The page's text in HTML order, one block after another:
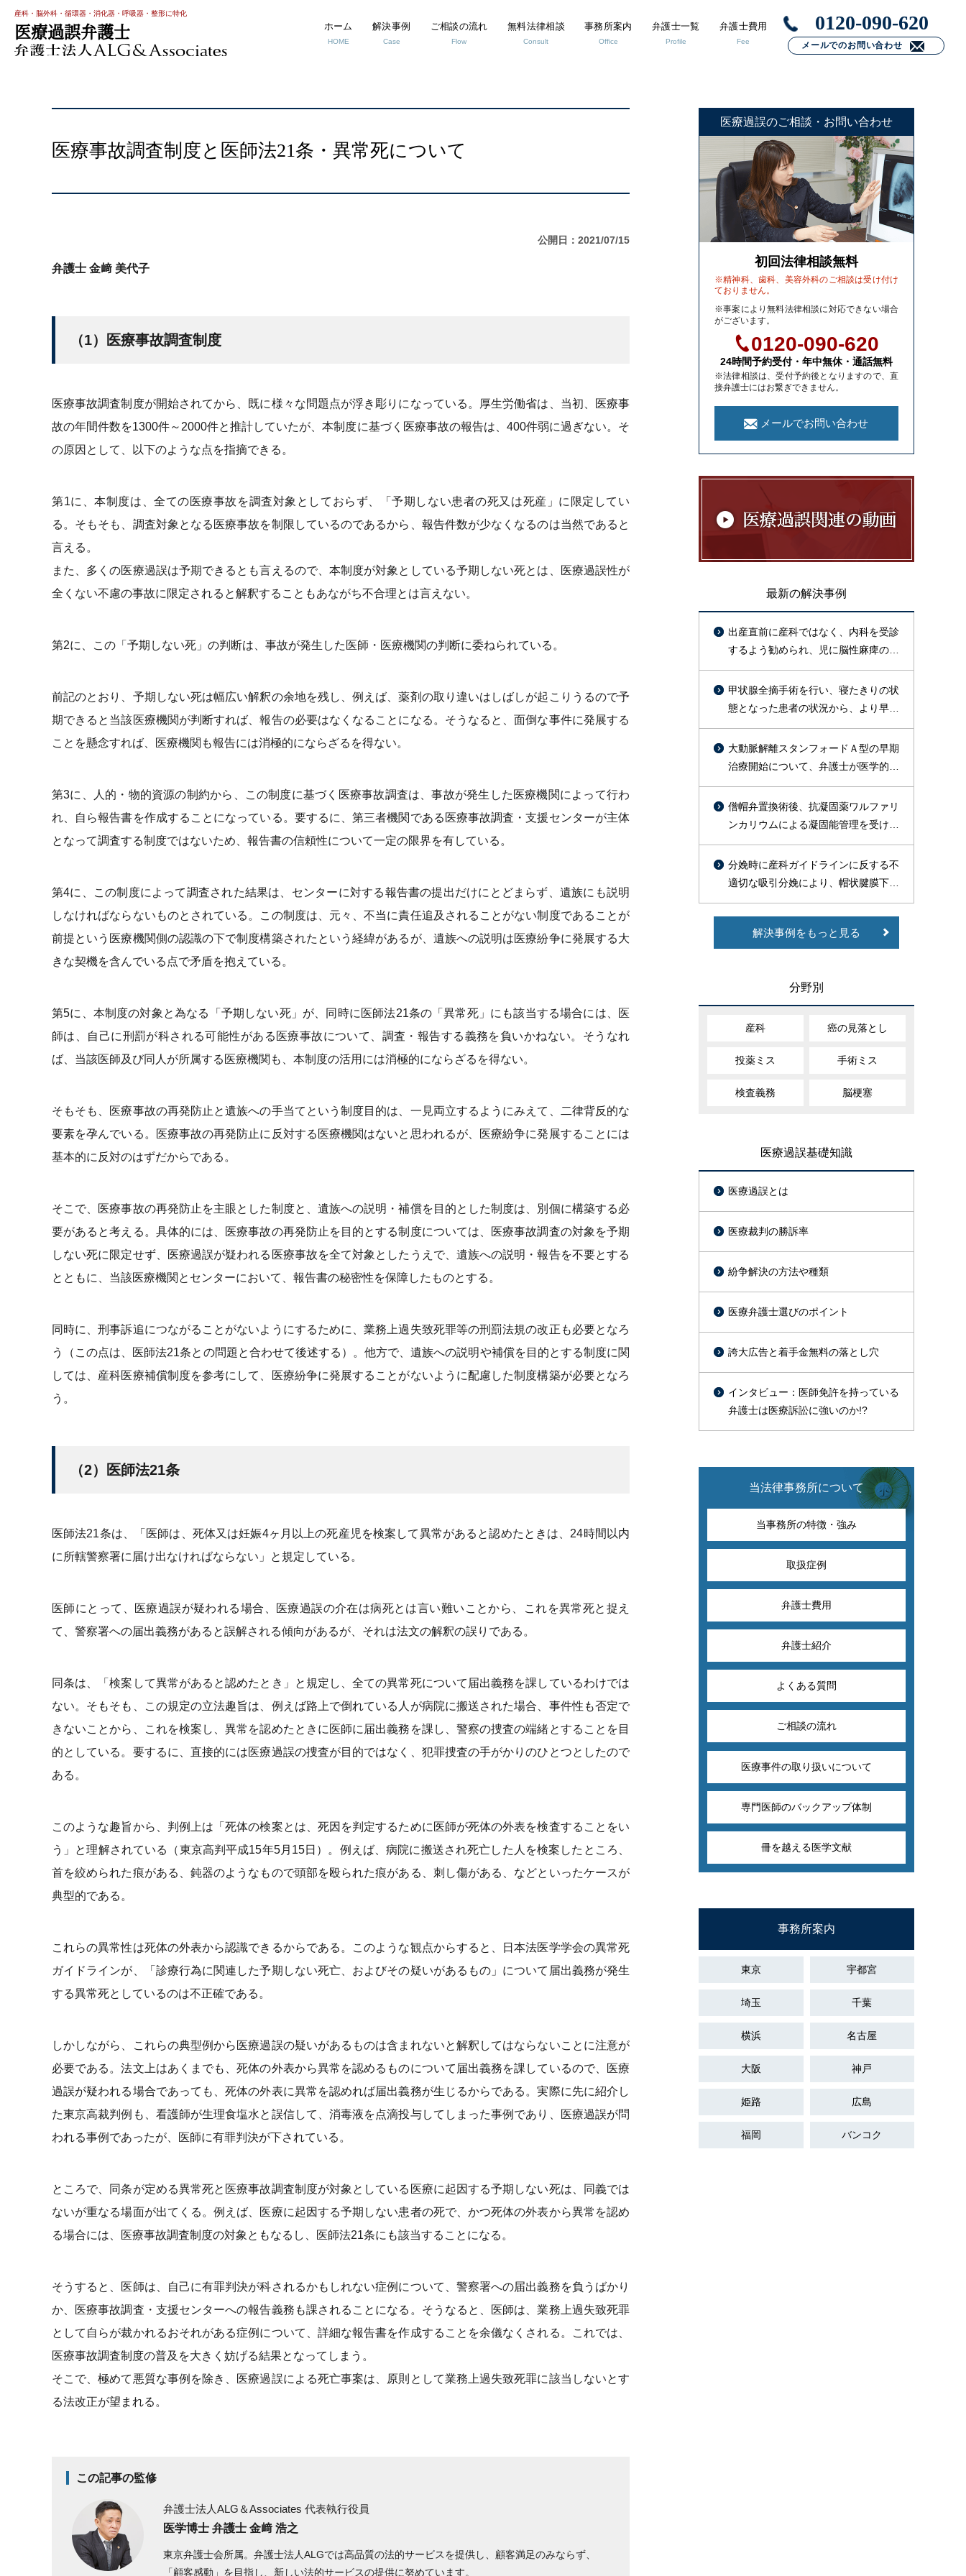
産科・脳外科・循環器・消化器・呼吸器・整形に特化
医療過誤弁護士 ホーム
HOME
解決事例
Case
ご相談の流れ
Flow
無料法律相談
Consult
事務所案内
Office
弁護士一覧
Profile
弁護士費用
Fee
0120-090-620
メールでのお問い合わせ
医療事故調査制度と医師法21条・異常死について
公開日：2021/07/15
弁護士 金﨑 美代子
（1）医療事故調査制度
医療事故調査制度が開始されてから、既に様々な問題点が浮き彫りになっている。厚生労働省は、当初、医療事
故の年間件数を1300件～2000件と推計していたが、本制度に基づく医療事故の報告は、400件弱に過ぎない。そ
の原因として、以下のような点を指摘できる。
第1に、本制度は、全ての医療事故を調査対象としておらず、「予期しない患者の死又は死産」に限定してい
る。そもそも、調査対象となる医療事故を制限しているのであるから、報告件数が少なくなるのは当然であると
言える。
また、多くの医療過誤は予期できるとも言えるので、本制度が対象としている予期しない死とは、医療過誤性が
全くない不慮の事故に限定されると解釈することもあながち不合理とは言えない。
第2に、この「予期しない死」の判断は、事故が発生した医師・医療機関の判断に委ねられている。
前記のとおり、予期しない死は幅広い解釈の余地を残し、例えば、薬剤の取り違いはしばしが起こりうるので予
期できると当該医療機関が判断すれば、報告の必要はなくなることになる。そうなると、面倒な事件に発展する
ことを懸念すれば、医療機関も報告には消極的にならざるを得ない。
第3に、人的・物的資源の制約から、この制度に基づく医療事故調査は、事故が発生した医療機関によって行わ
れ、自ら報告書を作成することになっている。要するに、第三者機関である医療事故調査・支援センターが主体
となって調査する制度ではないため、報告書の信頼性について一定の限界を有している。
第4に、この制度によって調査された結果は、センターに対する報告書の提出だけにとどまらず、遺族にも説明
しなければならないものとされている。この制度は、元々、不当に責任追及されることがない制度であることが
前提という医療機関側の認識の下で制度構築されたという経緯があるが、遺族への説明は医療紛争に発展する大
きな契機を含んでいる点で矛盾を抱えている。
第5に、本制度の対象と為なる「予期しない死」が、同時に医師法21条の「異常死」にも該当する場合には、医
師は、自己に刑罰が科される可能性がある医療事故について、調査・報告する義務を負いかねない。そうなれ
ば、当該医師及び同人が所属する医療機関も、本制度の活用には消極的にならざるを得ない。
そもそも、医療事故の再発防止と遺族への手当てという制度目的は、一見両立するようにみえて、二律背反的な
要素を孕んでいる。医療事故の再発防止に反対する医療機関はないと思われるが、医療紛争に発展することには
基本的に反対のはずだからである。
そこで、医療事故の再発防止を主眼とした制度と、遺族への説明・補償を目的とした制度は、別個に構築する必
要があると考える。具体的には、医療事故の再発防止を目的とする制度については、医療事故調査の対象を予期
しない死に限定せず、医療過誤が疑われる医療事故を全て対象としたうえで、遺族への説明・報告を不要とする
とともに、当該医療機関とセンターにおいて、報告書の秘密性を保障したものとする。
同時に、刑事訴追につながることがないようにするために、業務上過失致死罪等の刑罰法規の改正も必要となろ
う（この点は、医師法21条との問題と合わせて後述する）。他方で、遺族への説明や補償を目的とする制度に関
しては、産科医療補償制度を参考にして、医療紛争に発展することがないように配慮した制度構築が必要となろ
う。
（2）医師法21条
医師法21条は、「医師は、死体又は妊娠4ヶ月以上の死産児を検案して異常があると認めたときは、24時間以内
に所轄警察署に届け出なければならない」と規定している。
医師にとって、医療過誤が疑われる場合、医療過誤の介在は病死とは言い難いことから、これを異常死と捉え
て、警察署への届出義務があると誤解される傾向があるが、それは法文の解釈の誤りである。
同条は、「検案して異常があると認めたとき」と規定し、全ての異常死について届出義務を課しているわけでは
ない。そもそも、この規定の立法趣旨は、例えば路上で倒れている人が病院に搬送された場合、事件性も否定で
きないことから、これを検案し、異常を認めたときに医師に届出義務を課し、警察の捜査の端緒とすることを目
的としている。要するに、直接的には医療過誤の捜査が目的ではなく、犯罪捜査の手がかりのひとつとしたので
ある。
このような趣旨から、判例上は「死体の検案とは、死因を判定するために医師が死体の外表を検査することをい
う」と理解されている（東京高判平成15年5月15日）。例えば、病院に搬送され死亡した人を検案したところ、
首を絞められた痕がある、鈍器のようなもので頭部を殴られた痕がある、刺し傷がある、などといったケースが
典型的である。
これらの異常性は死体の外表から認識できるからである。このような観点からすると、日本法医学学会の異常死
ガイドラインが、「診療行為に関連した予期しない死亡、およびその疑いがあるもの」について届出義務が発生
する異常死としているのは不正確である。
しかしながら、これらの典型例から医療過誤の疑いがあるものは含まれないと解釈してはならないことに注意が
必要である。法文上はあくまでも、死体の外表から異常を認めるものについて届出義務を課しているので、医療
過誤が疑われる場合であっても、死体の外表に異常を認めれば届出義務が生じるからである。実際に先に紹介し
た東京高裁判例も、看護師が生理食塩水と誤信して、消毒液を点滴投与してしまった事例であり、医療過誤が問
われる事例であったが、医師に有罪判決が下されている。
ところで、同条が定める異常死と医療事故調査制度が対象としている医療に起因する予期しない死は、同義では
ないが重なる場面が出てくる。例えば、医療に起因する予期しない患者の死で、かつ死体の外表から異常を認め
る場合には、医療事故調査制度の対象ともなるし、医師法21条にも該当することになる。
そうすると、医師は、自己に有罪判決が科されるかもしれない症例について、警察署への届出義務を負うばかり
か、医療事故調査・支援センターへの報告義務も課されることになる。そうなると、医師は、業務上過失致死罪
として自らが裁かれるおそれがある症例について、詳細な報告書を作成することを余儀なくされる。これでは、
医療事故調査制度の普及を大きく妨げる結果となってしまう。
そこで、極めて悪質な事例を除き、医療過誤による死亡事案は、原則として業務上過失致死罪に該当しないとす
る法改正が望まれる。
この記事の監修
弁護士法人ALG＆Associates 代表執行役員
医学博士 弁護士 金﨑 浩之
東京弁護士会所属。弁護士法人ALGでは高品質の法的サービスを提供し、顧客満足のみならず、
「顧客感動」を目指し、新しい法的サービスの提供に努めています。
医療過誤のご相談・お問い合わせ
初回法律相談無料
※精神科、歯科、美容外科のご相談は受け付け
ておりません。
※事案により無料法律相談に対応できない場合
がございます。
0120-090-620
24時間予約受付・年中無休・通話無料
※法律相談は、受付予約後となりますので、直
接弁護士にはお繋ぎできません。
メールでお問い合わせ
最新の解決事例
出産直前に産科ではなく、内科を受診
するよう勧められ、児に脳性麻痺の後
遺症が残った事案
甲状腺全摘手術を行い、寝たきりの状
態となった患者の状況から、より早期
に術後出血を疑った対応をすべきであ
ったと判断し訴外交渉を行い、約１億
円を支払う旨の合意が成立した事例
大動脈解離スタンフォードＡ型の早期
治療開始について、弁護士が医学的文
献の裏付けをもって主張し、総額約
1800万円で勝訴的和解が成立した事例
僧帽弁置換術後、抗凝固薬ワルファリ
ンカリウムによる凝固能管理を受けて
いた高齢患者が、皮膚疾患治療のため
セフェム系抗菌薬等の投与を受けたと
ころ、PT-INR異常高値（9.51）を示
時要介護状態で症状固定したことにつ
いて、1億2000万円余の和解が成立し
た事例
分娩時に産科ガイドラインに反する不
適切な吸引分娩により、帽状腱膜下出
血による播種性血管内凝固症候群
（DIC）を引き起こし、出産後死亡し
た事案で、和解により約3500万円の賠
解決事例をもっと見る
分野別
産科 癌の見落とし
投薬ミス 手術ミス
検査義務 脳梗塞
医療過誤基礎知識
医療過誤とは
医療裁判の勝訴率
紛争解決の方法や種類
医療弁護士選びのポイント
誇大広告と着手金無料の落とし穴
インタビュー：医師免許を持っている
弁護士は医療訴訟に強いのか!?
当法律事務所について
当事務所の特徴・強み
取扱症例
弁護士費用
弁護士紹介
よくある質問
ご相談の流れ
医療事件の取り扱いについて
専門医師のバックアップ体制
冊を越える医学文献
事務所案内
東京 宇都宮
埼玉 千葉
横浜 名古屋
大阪 神戸
姫路 広島
福岡 バンコク